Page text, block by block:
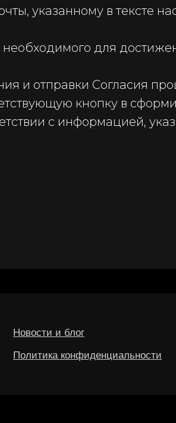
указанному в тексте
необходимого для
и отправки Согласия
кнопку в
с информацией,
Политика конфиденциальности
Новости и блог